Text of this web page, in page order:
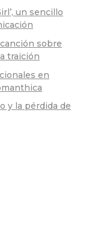
un sencillo
sobre
traición
en
y la pérdida de